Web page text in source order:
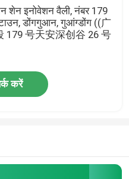
शेन इनोवेशन वैली, नंबर 179
डोंगगुआन, गुआंग्डोंग ((广
179 号天安深创谷 26 号
करें